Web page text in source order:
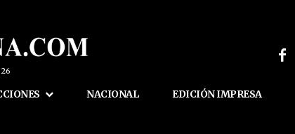
NACIONAL EDICIÓN IMPRESA